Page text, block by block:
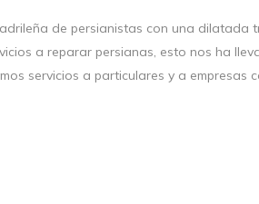
de persianistas con una
a reparar persianas, esto nos ha
servicios a particulares y a